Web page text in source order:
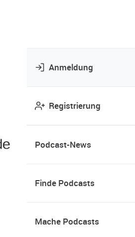
Anmeldung
Registrierung
Podcast-News
Finde Podcasts
Mache Podcasts